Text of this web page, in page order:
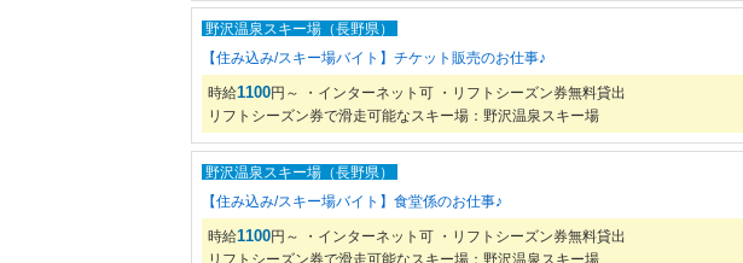
野沢温泉スキー場（長野県）
【住み込み/スキー場バイト】チケット販売のお仕事♪
時給1100円～ ・インターネット可 ・リフトシーズン券無料貸出
リフトシーズン券で滑走可能なスキー場：野沢温泉スキー場
野沢温泉スキー場（長野県）
【住み込み/スキー場バイト】食堂係のお仕事♪
時給1100円～ ・インターネット可 ・リフトシーズン券無料貸出
リフトシーズン券で滑走可能なスキー場：野沢温泉スキー場